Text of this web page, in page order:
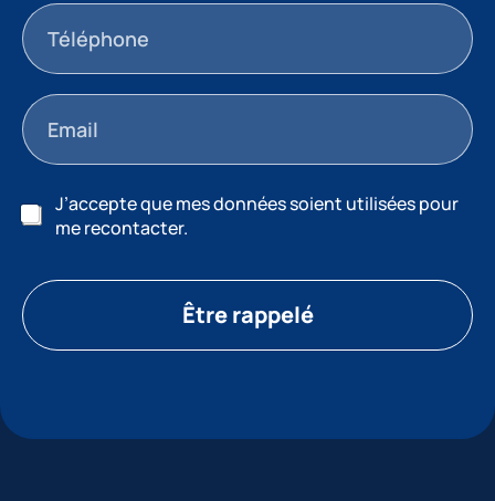
J’accepte que mes données soient utilisées pour
me recontacter.
Être rappelé